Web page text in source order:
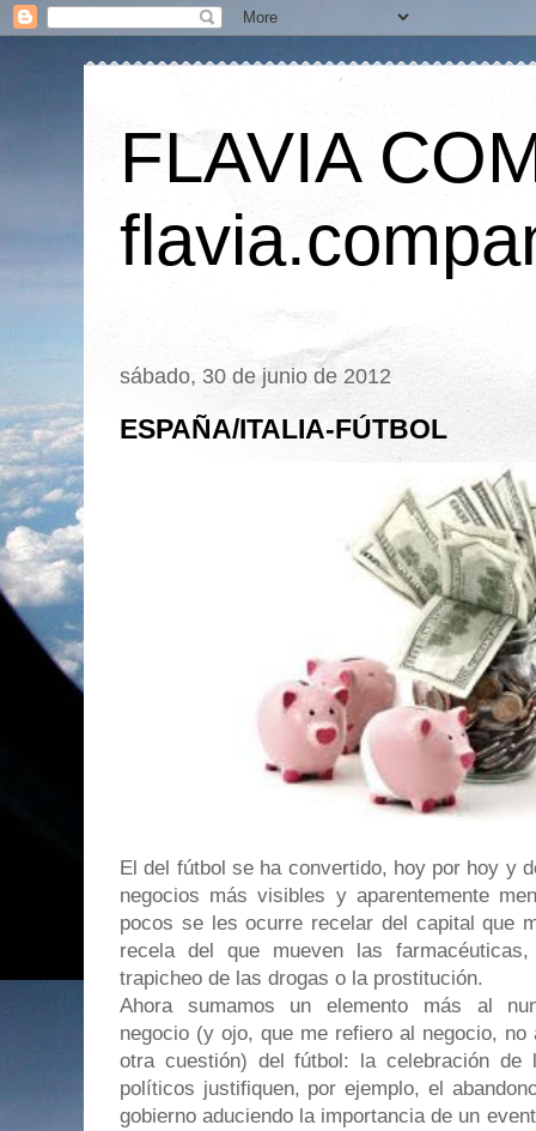
FLAVIA
sábado, 30 de junio de 2012
ESPAÑA/ITALIA-FÚTBOL
El del fútbol se ha convertido, hoy por hoy y
negocios más visibles y aparentemente
pocos se les ocurre recelar del capital que
recela del que mueven las
trapicheo de las drogas o la prostitución.
Ahora sumamos un elemento más al
negocio (y ojo, que me refiero al negocio,
otra cuestión) del fútbol: la celebración
políticos justifiquen, por ejemplo, el
gobierno aduciendo la importancia de un